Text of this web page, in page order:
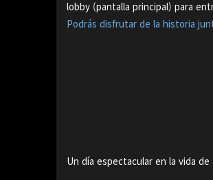
lobby (pantalla principal) para
Podrás disfrutar de la historia
Un día espectacular en la vida